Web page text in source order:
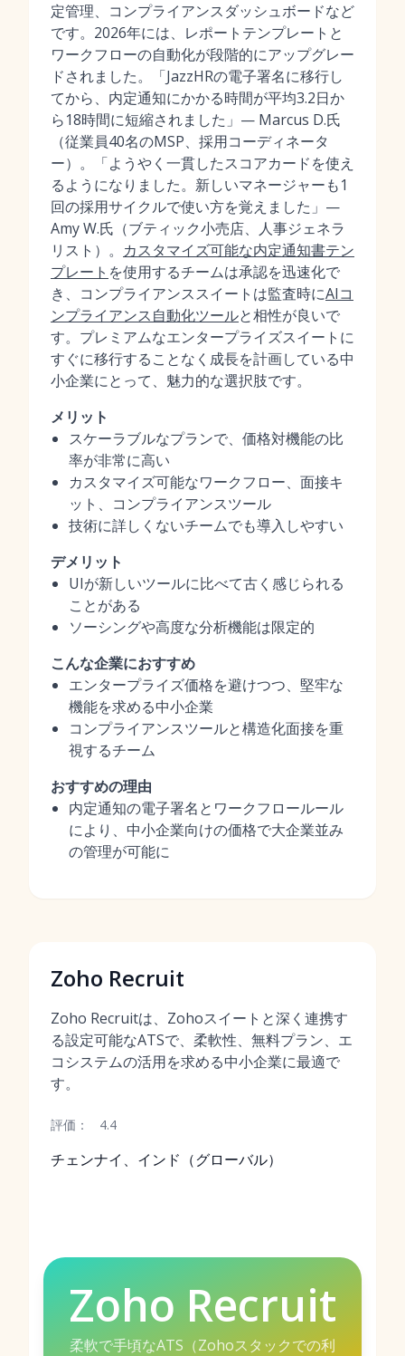
定管理、コンプライアンスダッシュボードなど
です。2026年には、レポートテンプレートと
ワークフローの自動化が段階的にアップグレー
ドされました。「JazzHRの電子署名に移行し
てから、内定通知にかかる時間が平均3.2日か
ら18時間に短縮されました」— Marcus D.氏
（従業員40名のMSP、採用コーディネータ
ー）。「ようやく一貫したスコアカードを使え
るようになりました。新しいマネージャーも1
回の採用サイクルで使い方を覚えました」—
Amy W.氏（ブティック小売店、人事ジェネラ
リスト）。 カスタマイズ可能な内定通知書テン
プレート を使用するチームは承認を迅速化で
き、コンプライアンススイートは監査時にAIコ
ンプライアンス自動化ツールと相性が良いで
す。プレミアムなエンタープライズスイートに
すぐに移行することなく成長を計画している中
小企業にとって、魅力的な選択肢です。
メリット
スケーラブルなプランで、価格対機能の比
率が非常に高い
カスタマイズ可能なワークフロー、面接キ
ット、コンプライアンスツール
技術に詳しくないチームでも導入しやすい
デメリット
UIが新しいツールに比べて古く感じられる
ことがある
ソーシングや高度な分析機能は限定的
こんな企業におすすめ
エンタープライズ価格を避けつつ、堅牢な
機能を求める中小企業
コンプライアンスツールと構造化面接を重
視するチーム
おすすめの理由
内定通知の電子署名とワークフロールール
により、中小企業向けの価格で大企業並み
の管理が可能に
Zoho Recruit
Zoho Recruitは、Zohoスイートと深く連携す
る設定可能なATSで、柔軟性、無料プラン、エ
コシステムの活用を求める中小企業に最適で
す。
評価： 4.4
チェンナイ、インド（グローバル）
Zoho Recruit
柔軟で手頃なATS（Zohoスタックでの利